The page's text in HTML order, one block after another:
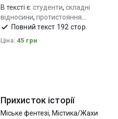
Молодіжна проза
В тексті є: студенти, складні
відносини, протистояння
характерів
Повний текст 192 стор.
Ціна:45 грн
Прихисток історії
Міське фентезі, Містика/Жахи